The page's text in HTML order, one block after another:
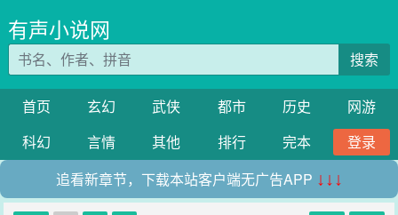
有声小说网
搜索
首页 玄幻 武侠 都市 历史
网游
科幻
言情 其他 排行 完本
登录
追看新章节，下载本站客户端无广告APP ↓↓↓